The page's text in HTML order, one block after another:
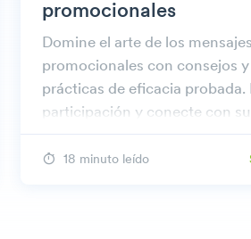
promocionales
Domine el arte de los mensajes
promocionales con consejos
prácticas de eficacia probada.
participación y conecte con
forma eficaz.
18 minuto leído